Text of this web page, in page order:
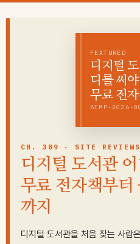
FEATURED
디지털
디를 써
무료 전
BIMP-2026-
CH. 389 · SITE REVIEWS
디지털 도서관
무료 전자책부
까지
디지털 도서관을 처음 찾는 사람